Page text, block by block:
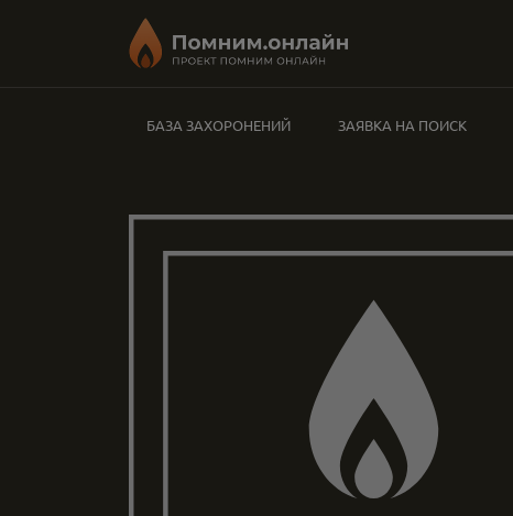
БАЗА ЗАХОРОНЕНИЙ ЗАЯВКА НА ПОИСК